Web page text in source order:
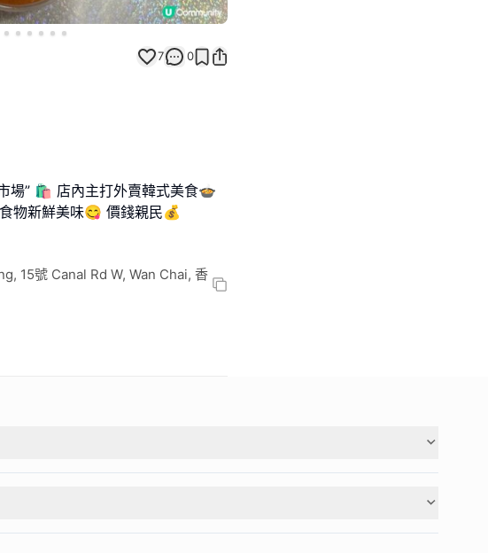
7 0
場” 🛍 店內主打外賣韓式美食🍲
物新鮮美味😋 價錢親民💰
15號 Canal Rd W, Wan Chai, 香